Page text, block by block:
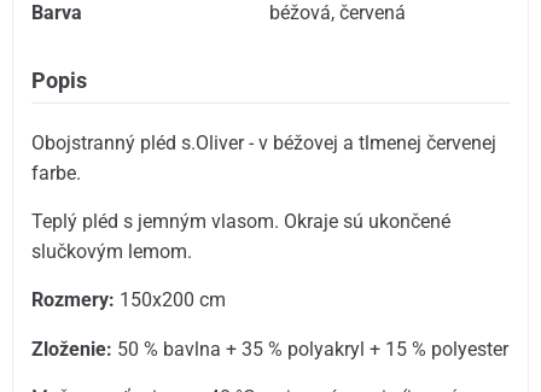
Barva
béžová,červená
Popis
Obojstranný pléd s.Oliver - v béžovej a tlmenej červenej
farbe.
Teplý pléd s jemným vlasom. Okraje sú ukončené
slučkovým lemom.
Rozmery: 150x200 cm
Zloženie: 50 % bavlna + 35 % polyakryl + 15 % polyester